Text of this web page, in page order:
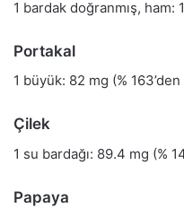
1 bardak doğranmış,
Portakal
1 büyük: 82 mg (%
Çilek
1 su bardağı: 89.4 mg (%
Papaya